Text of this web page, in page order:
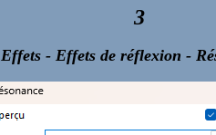
3
Effets - Effets de réflexion -